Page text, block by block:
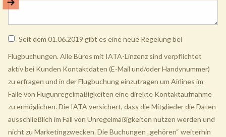
Seit dem 01.06.2019 gibt es eine neue Regelung bei
Flugbuchungen. Alle Büros mit IATA-Linzenz sind verpflichtet
aktiv bei Kunden Kontaktdaten (E-Mail und/oder Handynummer)
zu erfragen und in der Flugbuchung einzutragen um Airlines im
Falle von Flugunregelmäßigkeiten eine direkte Kontaktaufnahme
zu ermöglichen. Die IATA versichert, dass die Mitglieder die Daten
ausschließlich im Fall von Unregelmäßigkeiten nutzen werden und
nicht zu Marketingzwecken. Die Buchungen „gehören“ weiterhin